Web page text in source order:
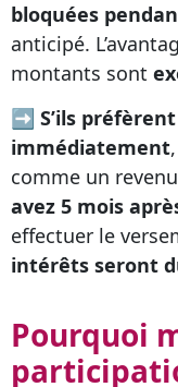
bloquées
anticipé.
montants sont
➡ S’ils
immédiatement
comme un
avez 5 mois
effectuer le
intérêts seront
Pourquoi